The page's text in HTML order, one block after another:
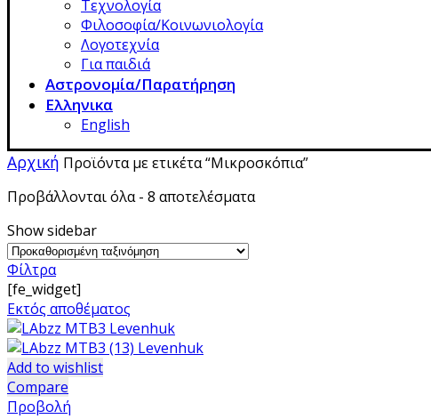
Τεχνολογία
Φιλοσοφία/Κοινωνιολογία
Λογοτεχνία
Για παιδιά
Αστρονομία/Παρατήρηση
Ελληνικα
English
Αρχική Προϊόντα με ετικέτα “Μικροσκόπια”
Προβάλλονται όλα - 8 αποτελέσματα
Show sidebar
Φίλτρα
[fe_widget]
Εκτός αποθέματος
Add to wishlist
Compare
Προβολή